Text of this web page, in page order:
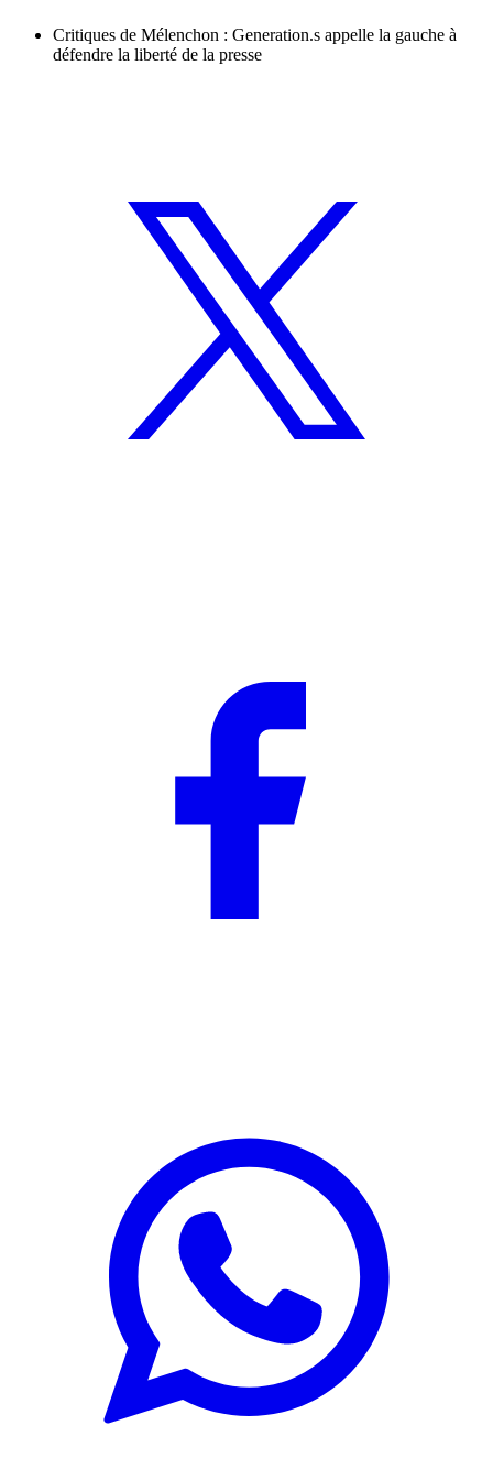
Critiques de Mélenchon : Generation.s appelle la gauche à
défendre la liberté de la presse